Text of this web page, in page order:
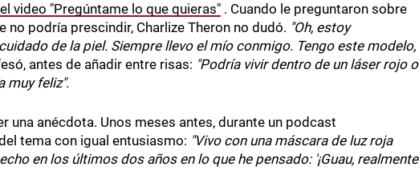
video "Pregúntame lo que quieras" . Cuando le preguntaron sobre
podría prescindir, Charlize Theron no dudó. "Oh, estoy
de la piel. Siempre llevo el mío conmigo. Tengo este modelo,
antes de añadir entre risas: "Podría vivir dentro de un láser rojo o
muy feliz".
una anécdota. Unos meses antes, durante un podcast
tema con igual entusiasmo: "Vivo con una máscara de luz roja
en los últimos dos años en lo que he pensado: '¡Guau, realmente